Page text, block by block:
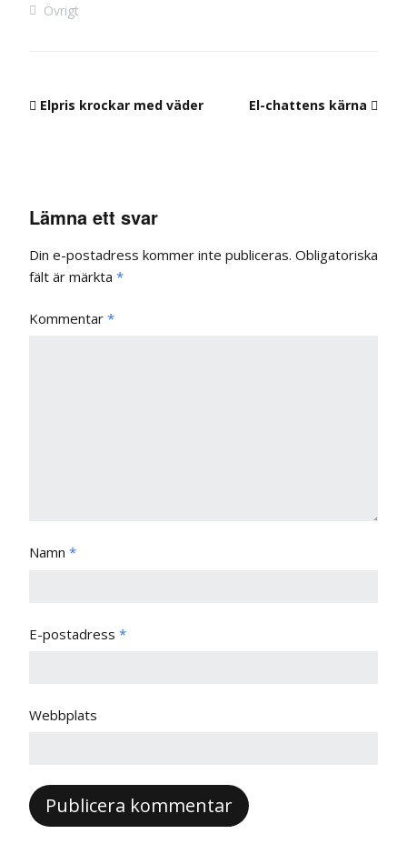
Övrigt
Elpris krockar med väder El-chattens kärna
Lämna ett svar
Din e-postadress kommer inte publiceras. Obligatoriska
fält är märkta *
Kommentar *
Namn *
E-postadress *
Webbplats